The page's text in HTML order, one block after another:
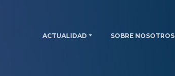
ACTUALIDAD SOBRE NOSOTROS